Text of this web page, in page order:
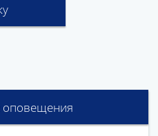
оповещения